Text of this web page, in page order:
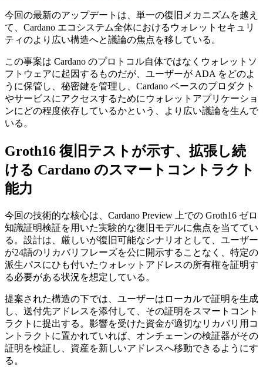
今回の最新のアップデートは、単一の復旧メカニズムを越え
て、Cardano エコシステム全体におけるウォレットセキュリ
ティのより広い構造へと議論の焦点を移している。
この事案は Cardano のプロトコル自体ではなくウォレットソ
フトウェアに起因するものだが、ユーザーが ADA をどのよ
うに保管し、秘密鍵を管理し、Cardano ベースのプロダクト
やサービスにアクセスするためにウォレットアプリケーショ
ンにどの程度依存しているかという、より広い議論を生んで
いる。
Groth16 復旧テストが示す、拡張し続
ける Cardano のスマートコントラクト
能力
今回の技術的な核心は、Cardano Preview 上での Groth16 ゼロ
知識証明検証を用いた実験的な復旧モデルに焦点を当ててい
る。設計は、厳しいが復旧可能なシナリオとして、ユーザー
が24語のリカバリフレーズを公に開示することなく、特定の
派生パスにひも付いたウォレットアドレスの所有権を証明す
る必要がある状況を想定している。
提案された構造の下では、ユーザーはローカルで証明を生成
し、送付先アドレスを添付して、その証明をスマートコント
ラクトに提出する。影響を受けた資金が適切なリカバリ用コ
ントラクトに置かれていれば、オンチェーンの検証器がその
証明を検証し、資産を新しいアドレスへ移動できるようにす
る。